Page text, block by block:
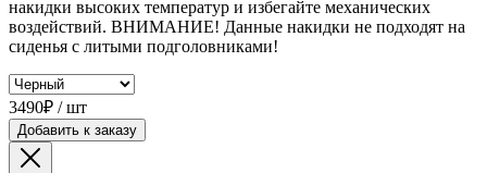
накидки высоких температур и избегайте механических
воздействий. ВНИМАНИЕ! Данные накидки не подходят на
сиденья с литыми подголовниками!
3490₽ / шт
Добавить к заказу